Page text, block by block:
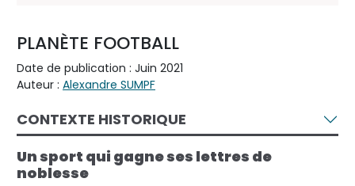
PLANÈTE FOOTBALL
Date de publication : Juin 2021
Auteur : Alexandre SUMPF
CONTEXTE HISTORIQUE
Un sport qui gagne ses lettres de
noblesse